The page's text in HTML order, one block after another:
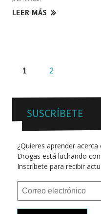
LEER MÁS
1 2
SUSCRÍBETE
¿Quieres aprender
Drogas está luchando
Inscríbete para recibir